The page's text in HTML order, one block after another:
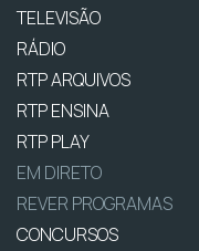
TELEVISÃO
RÁDIO
RTP ARQUIVOS
RTP ENSINA
RTP PLAY
EM DIRETO
REVER PROGRAMAS
CONCURSOS